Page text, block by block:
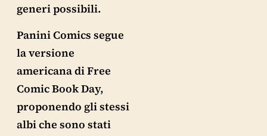
generi possibili.
Panini Comics segue
la versione
americana di Free
Comic Book Day,
proponendo gli stessi
albi che sono stati